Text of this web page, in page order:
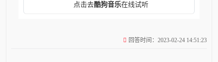
点击去酷狗音乐在线试听
回答时间：2023-02-24 14:51:23